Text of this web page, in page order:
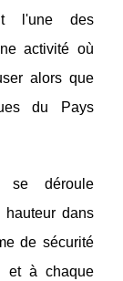
l'une des
activité où
alors que
du Pays
se déroule
hauteur dans
de sécurité
et à chaque